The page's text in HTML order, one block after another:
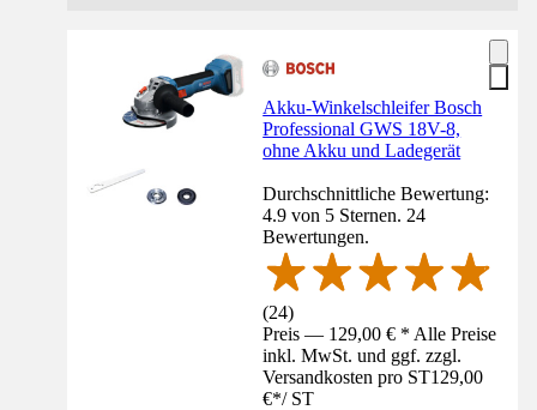
Akku-Winkelschleifer Bosch
Professional GWS 18V-8,
ohne Akku und Ladegerät
Durchschnittliche Bewertung:
4.9 von 5 Sternen. 24
Bewertungen.
(24)
Preis — 129,00 € * Alle Preise
inkl. MwSt. und ggf. zzgl.
Versandkosten pro ST129,00
€*/ ST